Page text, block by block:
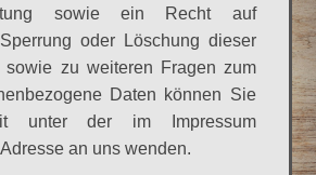
sowie ein Recht auf
oder Löschung dieser
sowie zu weiteren Fragen zum
Daten können Sie
unter der im Impressum
an uns wenden.